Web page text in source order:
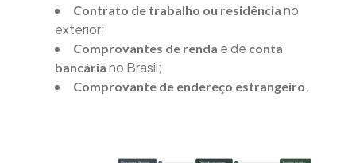
Contrato de trabalho ou residência no
exterior;
Comprovantes de renda e de conta
bancária no Brasil;
Comprovante de endereço estrangeiro.